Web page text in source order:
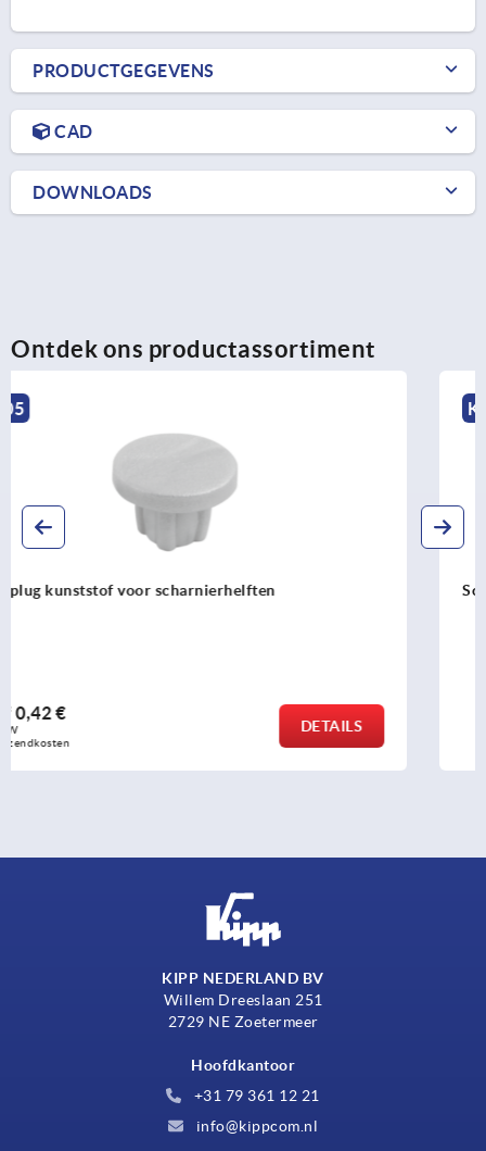
PRODUCTGEGEVENS
CAD
DOWNLOADS
Ontdek ons productassortiment
Scharnieren van staal, onderhoudsvrij
vanaf
plus verzendkosten
KIPP NEDERLAND BV
Willem Dreeslaan 251
2729 NE Zoetermeer
Hoofdkantoor
+31 79 361 12 21
info@kippcom.nl